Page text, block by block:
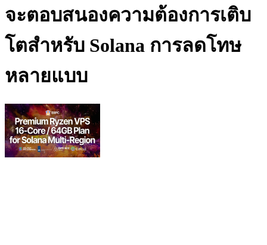
จะตอบสนองความต้องการเติบ
โตสําหรับ Solana การลดโทษ
หลายแบบ